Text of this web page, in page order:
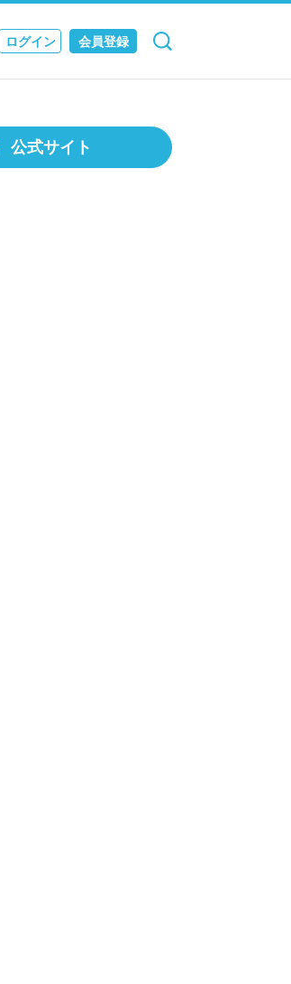
ログイン 会員登録
検索 キャンセル
公式サイト